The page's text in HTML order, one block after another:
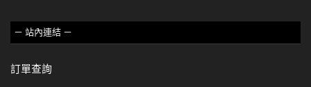
－ 站內連結 －
訂單查詢